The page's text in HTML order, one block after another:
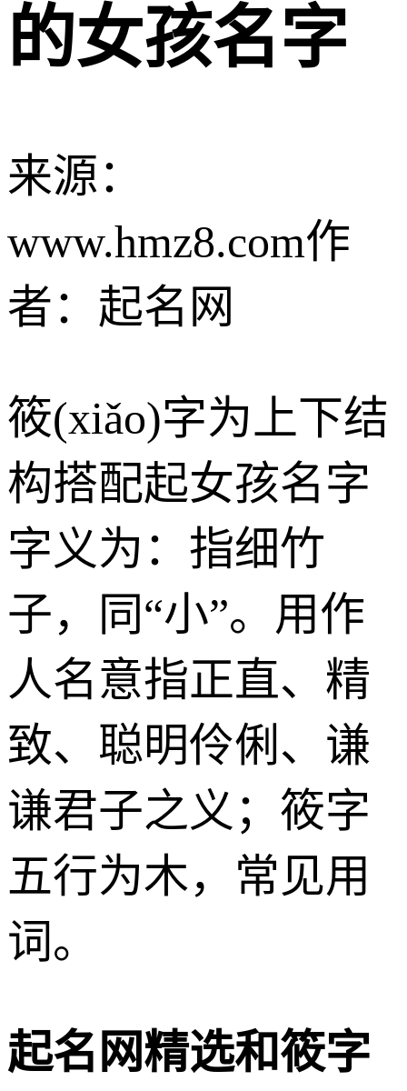
的女孩名字
来源：
www.hmz8.com作
者：起名网
筱(xiǎo)字为上下结
构搭配起女孩名字
字义为：指细竹
子，同“小”。用作
人名意指正直、精
致、聪明伶俐、谦
谦君子之义；筱字
五行为木，常见用
词。
起名网精选和筱字